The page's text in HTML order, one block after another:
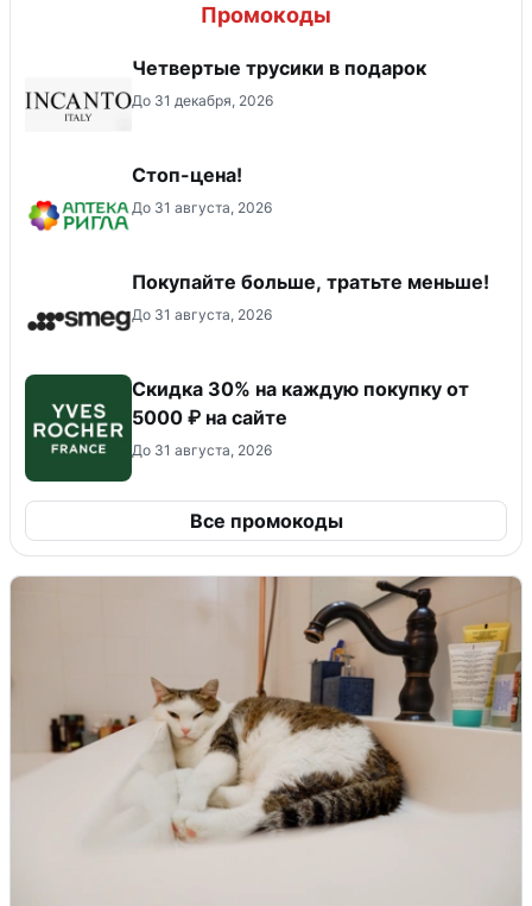
Промокоды
Четвертые трусики в подарок
До 31 декабря, 2026
Стоп-цена!
До 31 августа, 2026
Покупайте больше, тратьте меньше!
До 31 августа, 2026
Скидка 30% на каждую покупку от
5000 ₽ на сайте
До 31 августа, 2026
Все промокоды